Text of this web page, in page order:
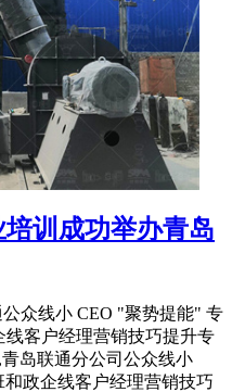
训成功举办青岛
众线小 CEO "聚势提能" 专
客户经理营销技巧提升专
岛联通分公司公众线小
政企线客户经理营销技巧